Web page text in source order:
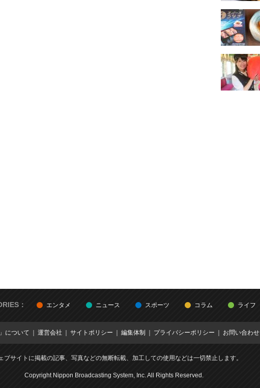
： エンタメ ニュース スポーツ コラム ライフ
について 運営会社 サイトポリシー 編集体制 プライバシーポリシー お問い合わせ
ブサイトに掲載の記事、写真などの無断転載、加工しての使用などは一切禁止します。
Copyright Nippon Broadcasting System, Inc. All Rights Reserved.